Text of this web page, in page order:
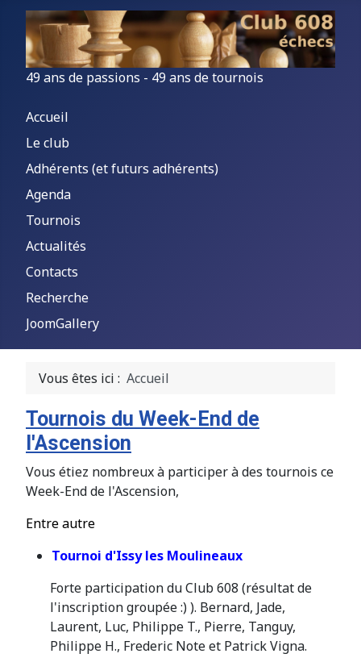
49 ans de passions - 49 ans de tournois
Accueil
Le club
Adhérents (et futurs adhérents)
Agenda
Tournois
Actualités
Contacts
Recherche
JoomGallery
Vous êtes ici : Accueil
Tournois du Week-End de
l'Ascension
Vous étiez nombreux à participer à des tournois ce
Week-End de l'Ascension,
Entre autre
Tournoi d'Issy les Moulineaux
Forte participation du Club 608 (résultat de
l'inscription groupée :) ). Bernard, Jade,
Laurent, Luc, Philippe T., Pierre, Tanguy,
Philippe H., Frederic Note et Patrick Vigna.